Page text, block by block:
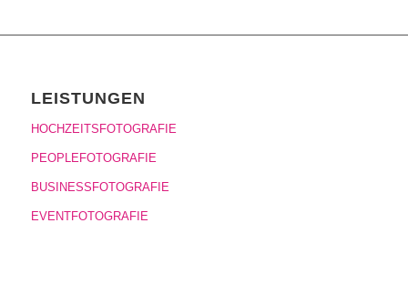
LEISTUNGEN
HOCHZEITSFOTOGRAFIE
PEOPLEFOTOGRAFIE
BUSINESSFOTOGRAFIE
EVENTFOTOGRAFIE